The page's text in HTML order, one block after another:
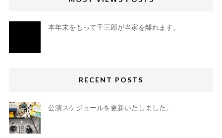
本年末をもって千三郎が当家を離れます。
RECENT POSTS
公演スケジュールを更新いたしました。